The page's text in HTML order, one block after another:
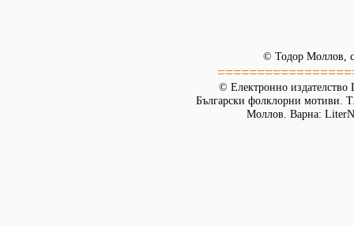
© Тодор Моллов,
© Електронно издателство
Български фолклорни мотиви.
Моллов. Варна: